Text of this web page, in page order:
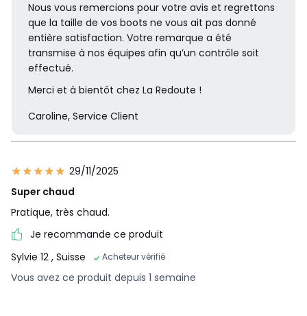
Nous vous remercions pour votre avis et regrettons
que la taille de vos boots ne vous ait pas donné
entière satisfaction. Votre remarque a été
transmise à nos équipes afin qu’un contrôle soit
effectué.
Merci et à bientôt chez La Redoute !
Caroline, Service Client
29/11/2025
Super chaud
Pratique, très chaud.
Je recommande ce produit
Sylvie 12 , Suisse Acheteur vérifié
Vous avez ce produit depuis 1 semaine